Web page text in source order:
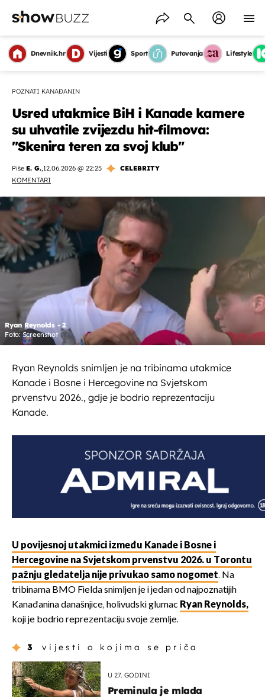
Dnevnik.hr Vijesti Sport Putovanja Lifestyle
POZNATI KANAĐANIN
Usred utakmice BiH i Kanade kamere
su uhvatile zvijezdu hit-filmova:
"Skenira teren za svoj klub"
Piše E. G.,12.06.2026 @ 22:25
CELEBRITY
KOMENTARI
Ryan Reynolds - 2
Foto: Screenshot
Ryan Reynolds snimljen je na tribinama utakmice
Kanade i Bosne i Hercegovine na Svjetskom
prvenstvu 2026., gdje je bodrio reprezentaciju
Kanade.
U povijesnoj utakmici između Kanade i Bosne i
Hercegovine na Svjetskom prvenstvu 2026. u Torontu
pažnju gledatelja nije privukao samo nogomet. Na
tribinama BMO Fielda snimljen je i jedan od najpoznatijih
Kanađanina današnjice, holivudski glumac Ryan Reynolds,
koji je bodrio reprezentaciju svoje zemlje.
3 vijesti o kojima se priča
U 27. GODINI
Preminula je mlada
OMOGUĆI OBAVIJESTI